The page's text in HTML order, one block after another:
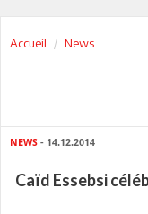
Accueil News
NEWS - 14.12.2014
Caïd Essebsi